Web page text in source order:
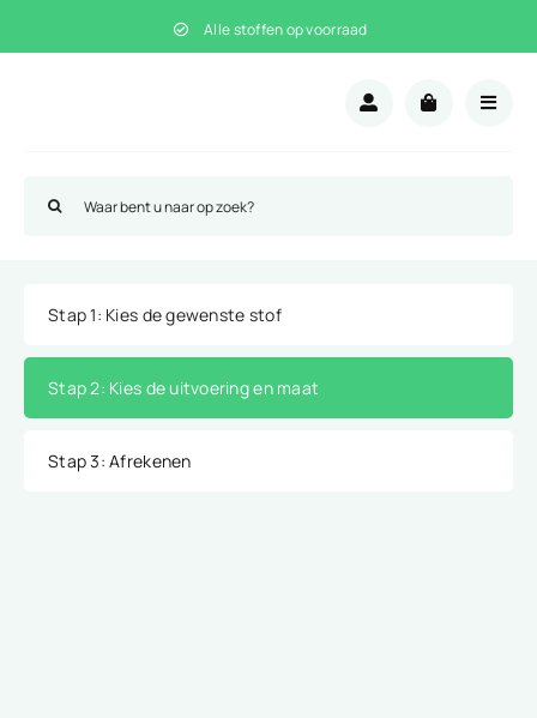
naar
Alle stoffen op voorraad
naar:
Stap 1: Kies de gewenste stof
Stap 2: Kies de uitvoering en maat
Stap 3: Afrekenen